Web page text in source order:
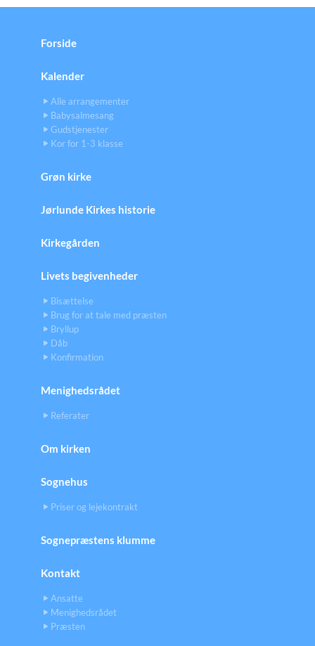
Forside
Kalender
Alle arrangementer
Babysalmesang
Gudstjenester
Kor for 1-3 klasse
Grøn kirke
Jørlunde Kirkes historie
Kirkegården
Livets begivenheder
Bisættelse
Brug for at tale med præsten
Bryllup
Dåb
Konfirmation
Menighedsrådet
Referater
Om kirken
Sognehus
Priser og lejekontrakt
Sognepræstens klumme
Kontakt
Ansatte
Menighedsrådet
Præsten